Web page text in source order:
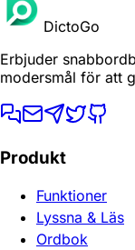
DictoGo
Erbjuder
modersmål för att
Produkt
Funktioner
Lyssna & Läs
Ordbok